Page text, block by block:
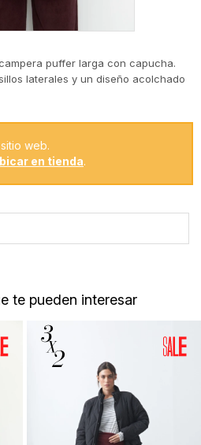
puffer larga con capucha.
laterales y un diseño acolchado
web.
en tienda.
te pueden interesar